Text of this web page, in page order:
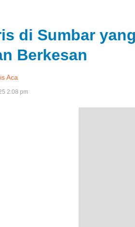
di Sumbar yang
Berkesan
Aca
2:08 pm